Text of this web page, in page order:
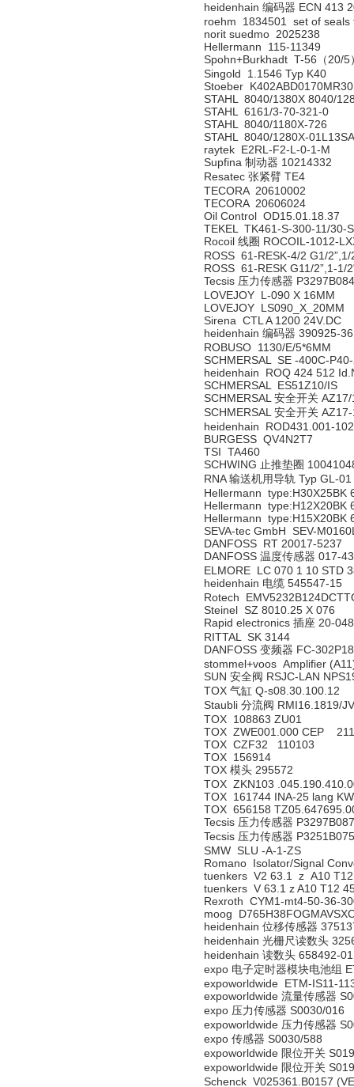
heidenhain 编码器 ECN 413
roehm 1834501 set of seals
norit suedmo 2025238
Hellermann 115-11349
Spohn+Burkhadt T-56（20/5
Singold 1.1546 Typ K40
Stoeber K402ABD0170MR30
STAHL 8040/1380X 8040/
STAHL 6161/3-70-321-0
STAHL 8040/1180X-726
STAHL 8040/1280X-
raytek E2RL-F2-L-0-1-M
Supfina 制动器 10214332
Resatec 张紧臂 TE4
TECORA 20610002
TECORA 20606024
Oil Control OD15.01.18.37
TEKEL TK461-S-300-11/30-
Rocoil 线圈 ROCOIL-1012-
ROSS 61-RESK-4/2 G1/
ROSS 61-RESK G11/2”,1-1/
Tecsis 压力传感器
LOVEJOY L-090 X 16MM
LOVEJOY LS090_X_20MM
Sirena CTL A 1200 24V.DC
heidenhain 编码器 390925-36
ROBUSO 1130/E/5*6MM
SCHMERSAL SE -400C-
heidenhain ROQ 424 512
SCHMERSAL ES51Z10/IS
SCHMERSAL 安全开关
SCHMERSAL 安全开关
heidenhain ROD431.001-
BURGESS QV4N2T7
TSI TA460
SCHWING 止推垫圈
RNA 输送机用导轨 Typ GL-
Hellermann type:H30X25BK
Hellermann type:H12X20BK
Hellermann type:H15X20BK
SEVA-tec GmbH SEV-
DANFOSS RT 20017-5237
DANFOSS 温度传感器 017-
ELMORE LC 070 1 10 STD
heidenhain 电缆 545547-15
Rotech
Steinel SZ 8010.25 X 076
Rapid electronics 插座 20-
RITTAL SK 3144
DANFOSS 变频器 FC-
stommel+voos Amplifier
SUN 安全阀 RSJC-LAN
TOX 气缸 Q-s08.30.100.12
Staubli 分流阀 RMI16.1819/JV
TOX 108863 ZU01
TOX ZWE001.000 CEP
TOX CZF32 110103
TOX 156914
TOX 模头 295572
TOX ZKN103
TOX 161744 INA-25 lang
TOX 656158
Tecsis 压力传感器
Tecsis 压力传感器
SMW SLU -A-1-ZS
Romano Isolator/Signal
tuenkers V2 63.1 z A10 T12
tuenkers V 63.1 z A10 T12
Rexroth CYM1-mt4-50-36-
moog
heidenhain 位移传感器
heidenhain 光栅尺读数头
heidenhain 读数头 658492-01
expo 电子定时器模块电池组
expoworldwide ETM-IS11-
expoworldwide 流量传感器
expo 压力传感器 S0030/016
expoworldwide 压力传感器
expo 传感器 S0030/588
expoworldwide 限位开关
expoworldwide 限位开关
Schenck V025361.B0157